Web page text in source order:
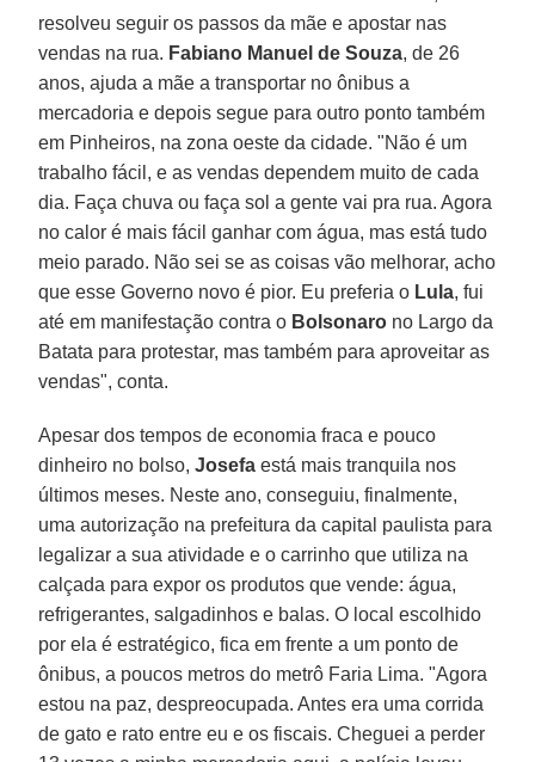
resolveu seguir os passos da mãe e apostar nas
vendas na rua. Fabiano Manuel de Souza, de 26
anos, ajuda a mãe a transportar no ônibus a
mercadoria e depois segue para outro ponto também
em Pinheiros, na zona oeste da cidade. "Não é um
trabalho fácil, e as vendas dependem muito de cada
dia. Faça chuva ou faça sol a gente vai pra rua. Agora
no calor é mais fácil ganhar com água, mas está tudo
meio parado. Não sei se as coisas vão melhorar, acho
que esse Governo novo é pior. Eu preferia o Lula, fui
até em manifestação contra o Bolsonaro no Largo da
Batata para protestar, mas também para aproveitar as
vendas", conta.
Apesar dos tempos de economia fraca e pouco
dinheiro no bolso,Josefa está mais tranquila nos
últimos meses. Neste ano, conseguiu, finalmente,
uma autorização na prefeitura da capital paulista para
legalizar a sua atividade e o carrinho que utiliza na
calçada para expor os produtos que vende: água,
refrigerantes, salgadinhos e balas. O local escolhido
por ela é estratégico, fica em frente a um ponto de
ônibus, a poucos metros do metrô Faria Lima. "Agora
estou na paz, despreocupada. Antes era uma corrida
de gato e rato entre eu e os fiscais. Cheguei a perder